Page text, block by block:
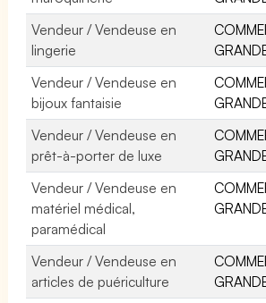
Vendeur / Vendeuse en
lingerie
Vendeur / Vendeuse en
bijoux fantaisie
Vendeur / Vendeuse en
prêt-à-porter de luxe
Vendeur / Vendeuse en
matériel médical,
paramédical
Vendeur / Vendeuse en
articles de puériculture